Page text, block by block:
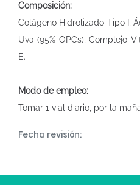
Composición:
Colágeno Hidrolizado Tipo I,
Uva (95% OPCs), Complejo
E.
Modo de empleo:
Tomar 1 vial diario, por la
Fecha revisión: